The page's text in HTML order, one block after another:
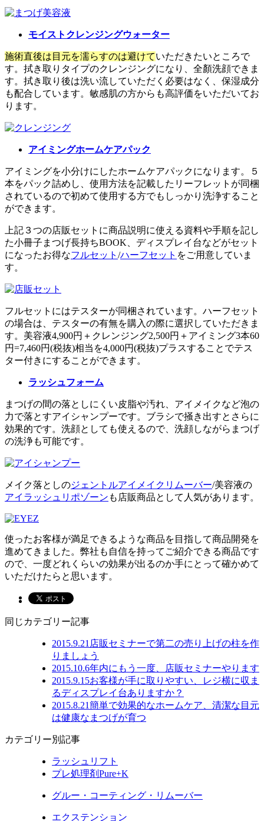
モイストクレンジングウォーター
施術直後は目元を濡らすのは避けていただきたいところで
す。拭き取りタイプのクレンジングになり、全顏洗顔できま
す。拭き取り後は洗い流していただく必要はなく、保湿成分
も配合しています。敏感肌の方からも高評価をいただいてお
ります。
アイミングホームケアパック
アイミングを小分けにしたホームケアパックになります。５
本をパック詰めし、使用方法を記載したリーフレットが同梱
されているので初めて使用する方でもしっかり洗浄すること
ができます。
上記３つの店販セットに商品説明に使える資料や手順を記し
た小冊子まつげ長持ちBOOK、ディスプレイ台などがセット
になったお得なフルセット /ハーフセット をご用意していま
す。
フルセットにはテスターが同梱されています。ハーフセット
の場合は、テスターの有無を購入の際に選択していただきま
す。美容液4,900円＋クレンジング2,500円＋アイミング3本60
円=7,460円(税抜)相当を4,000円(税抜)プラスすることでテス
ター付きにすることができます。
ラッシュフォーム
まつげの間の落としにくい皮脂や汚れ、アイメイクなど泡の
力で落とすアイシャンプーです。ブラシで掻き出すとさらに
効果的です。洗顔としても使えるので、洗顔しながらまつげ
の洗浄も可能です。
メイク落としのジェントルアイメイクリムーバー/美容液の
アイラッシュリポゾーン も店販商品として人気があります。
使ったお客様が満足できるような商品を目指して商品開発を
進めてきました。弊社も自信を持ってご紹介できる商品です
ので、一度どれくらいの効果が出るのか手にとって確かめて
いただけたらと思います。
同じカテゴリー記事
2015.9.21 店販セミナーで第二の売り上げの柱を作
りましょう
2015.10.6年内にもう一度、店販セミナーやります
2015.9.15お客様が手に取りやすい、レジ横に収ま
るディスプレイ台ありますか？
2015.8.21簡単で効果的なホームケア、清潔な目元
は健康なまつげが育つ
カテゴリー別記事
ラッシュリフト
プレ処理剤Pure+K
グルー・コーティング・リムーバー
エクステンション